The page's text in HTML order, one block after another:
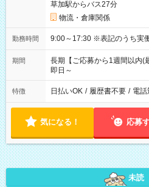
草加駅からバス27分
物流・倉庫関係
勤務時間 9:00～17:30 ※表記の
期間
長期【ご応募から1週間以内(
即日～
特徴 日払いOK / 履歴書不要 / 電話
気になる！ 応募
未読